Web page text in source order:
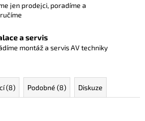
jen prodejci, poradíme a
a servis
montáž a servis AV techniky
(8) Podobné (8) Diskuze